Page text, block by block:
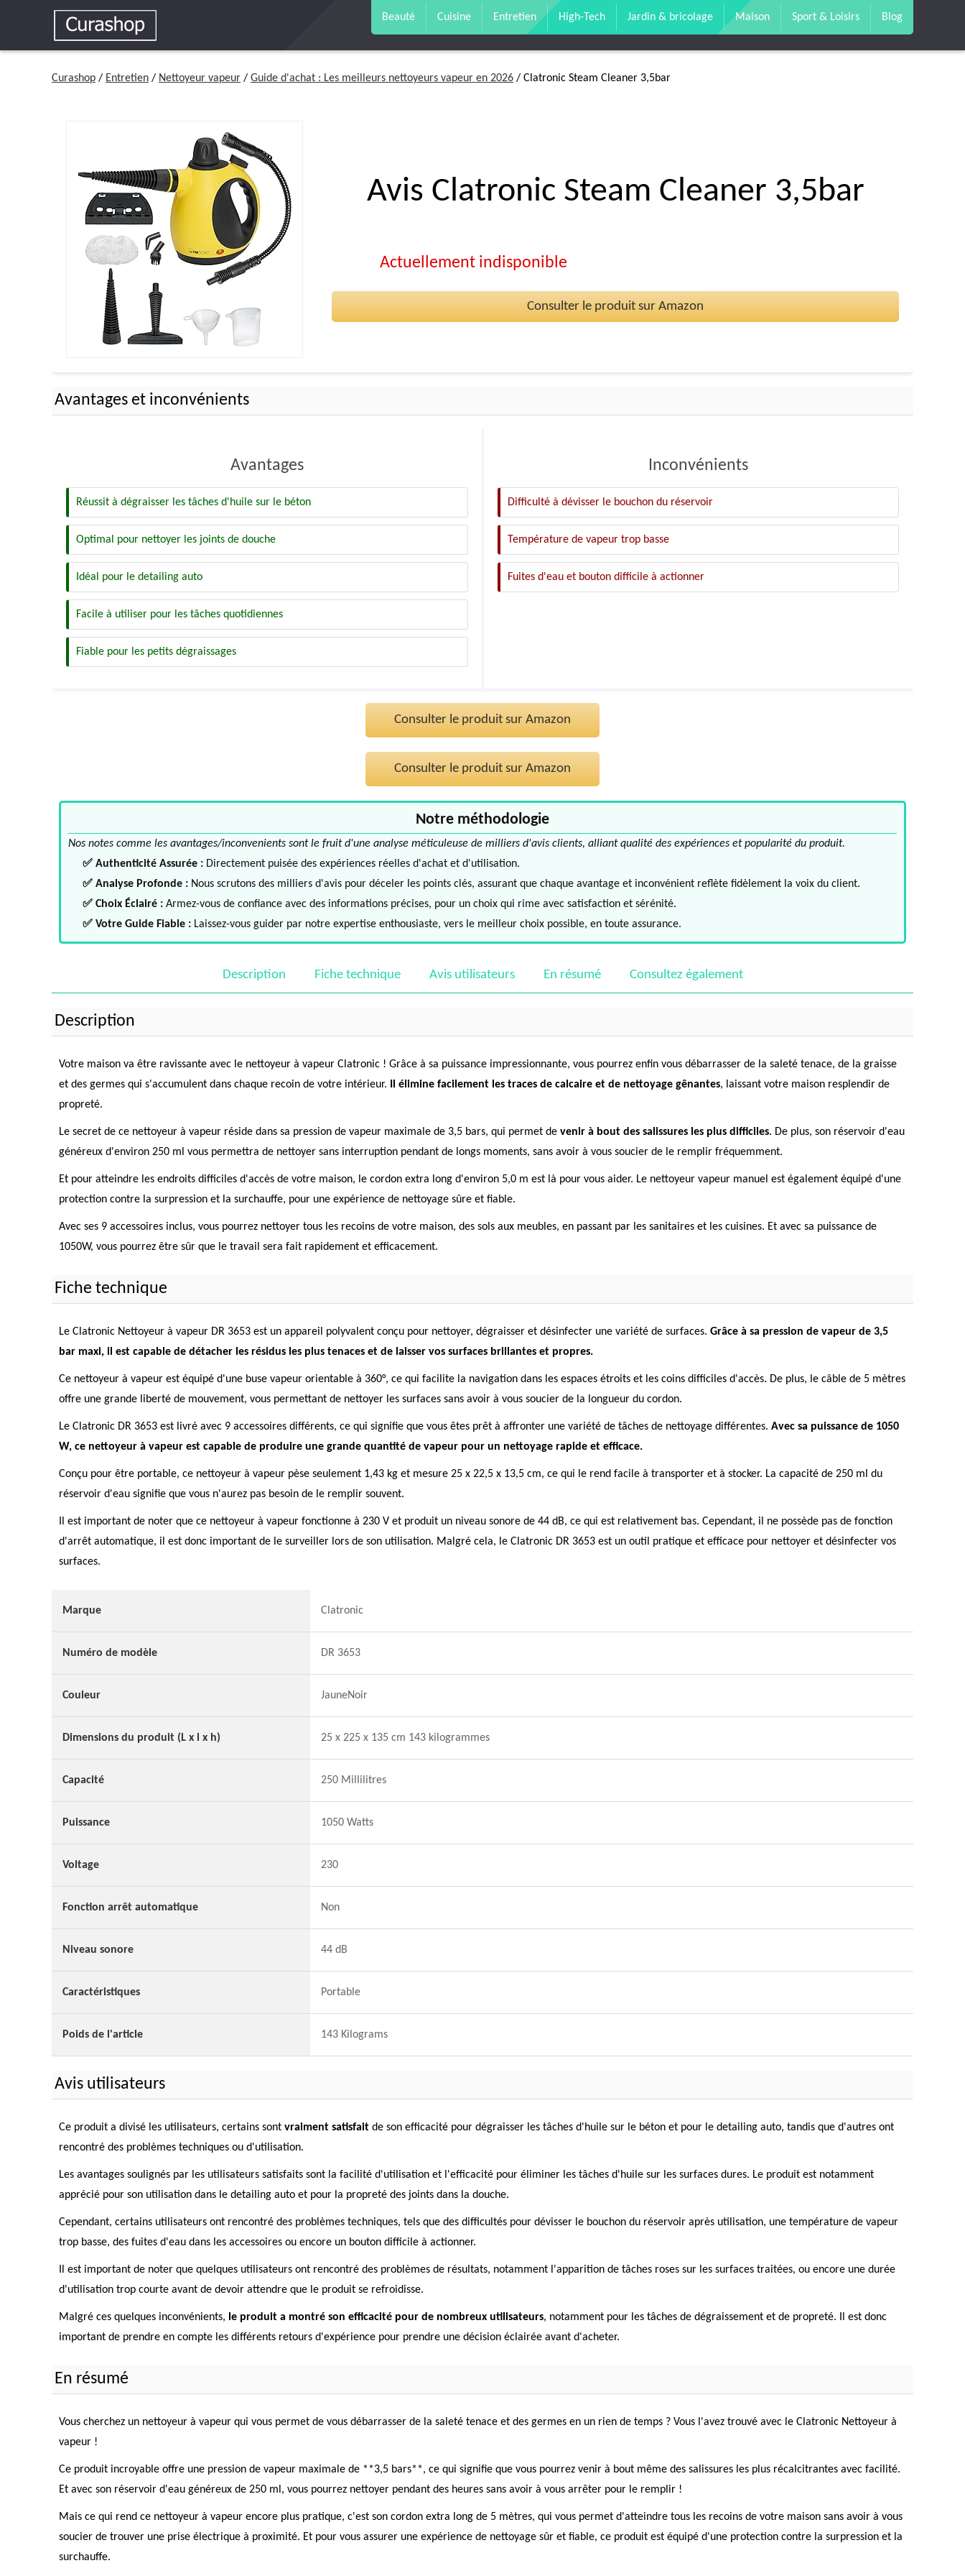
Beauté Cuisine Entretien High-Tech Jardin & bricolage Maison Sport & Loisirs Blog
Curashop / Entretien / Nettoyeur vapeur / Guide d'achat : Les meilleurs nettoyeurs vapeur en 2026 / Clatronic Steam Cleaner 3,5bar
Avis Clatronic Steam Cleaner 3,5bar
Actuellement indisponible
Consulter le produit sur Amazon
Avantages et inconvénients
Avantages
Réussit à dégraisser les tâches d'huile sur le béton
Optimal pour nettoyer les joints de douche
Idéal pour le detailing auto
Facile à utiliser pour les tâches quotidiennes
Fiable pour les petits dégraissages
Inconvénients
Difficulté à dévisser le bouchon du réservoir
Température de vapeur trop basse
Fuites d'eau et bouton difficile à actionner
Consulter le produit sur Amazon
Consulter le produit sur Amazon
Notre méthodologie
Nos notes comme les avantages/inconvenients sont le fruit d'une analyse méticuleuse de milliers d'avis clients, alliant qualité des expériences et popularité du produit.
✅ Authenticité Assurée : Directement puisée des expériences réelles d'achat et d'utilisation.
✅ Analyse Profonde : Nous scrutons des milliers d'avis pour déceler les points clés, assurant que chaque avantage et inconvénient reflète fidèlement la voix du client.
✅ Choix Éclairé : Armez-vous de confiance avec des informations précises, pour un choix qui rime avec satisfaction et sérénité.
✅ Votre Guide Fiable : Laissez-vous guider par notre expertise enthousiaste, vers le meilleur choix possible, en toute assurance.
Description Fiche technique Avis utilisateurs En résumé Consultez également
Description
Votre maison va être ravissante avec le nettoyeur à vapeur Clatronic ! Grâce à sa puissance impressionnante, vous pourrez enfin vous débarrasser de la saleté tenace, de la graisse
et des germes qui s'accumulent dans chaque recoin de votre intérieur.
Il élimine facilement les traces de calcaire et de nettoyage gênantes, laissant votre maison resplendir de
propreté.
Le secret de ce nettoyeur à vapeur réside dans sa pression de vapeur maximale de 3,5 bars, qui permet de venir à bout des salissures les plus difficiles. De plus, son réservoir d'eau
généreux d'environ 250 ml vous permettra de nettoyer sans interruption pendant de longs moments, sans avoir à vous soucier de le remplir fréquemment.
Et pour atteindre les endroits difficiles d'accès de votre maison, le cordon extra long d'environ 5,0 m est là pour vous aider. Le nettoyeur vapeur manuel est également équipé d'une
protection contre la surpression et la surchauffe, pour une expérience de nettoyage sûre et fiable.
Avec ses 9 accessoires inclus, vous pourrez nettoyer tous les recoins de votre maison, des sols aux meubles, en passant par les sanitaires et les cuisines. Et avec sa puissance de
1050W, vous pourrez être sûr que le travail sera fait rapidement et efficacement.
Fiche technique
Le Clatronic Nettoyeur à vapeur DR 3653 est un appareil polyvalent conçu pour nettoyer, dégraisser et désinfecter une variété de surfaces. Grâce à sa pression de vapeur de 3,5
bar maxi, il est capable de détacher les résidus les plus tenaces et de laisser vos surfaces brillantes et propres.
Ce nettoyeur à vapeur est équipé d'une buse vapeur orientable à 360°, ce qui facilite la navigation dans les espaces étroits et les coins difficiles d'accès. De plus, le câble de 5 mètres
offre une grande liberté de mouvement, vous permettant de nettoyer les surfaces sans avoir à vous soucier de la longueur du cordon.
Le Clatronic DR 3653 est livré avec 9 accessoires différents, ce qui signifie que vous êtes prêt à affronter une variété de tâches de nettoyage différentes. Avec sa puissance de 1050
W, ce nettoyeur à vapeur est capable de produire une grande quantité de vapeur pour un nettoyage rapide et efficace.
Conçu pour être portable, ce nettoyeur à vapeur pèse seulement 1,43 kg et mesure 25 x 22,5 x 13,5 cm, ce qui le rend facile à transporter et à stocker. La capacité de 250 ml du
réservoir d'eau signifie que vous n'aurez pas besoin de le remplir souvent.
Il est important de noter que ce nettoyeur à vapeur fonctionne à 230 V et produit un niveau sonore de 44 dB, ce qui est relativement bas. Cependant, il ne possède pas de fonction
d'arrêt automatique, il est donc important de le surveiller lors de son utilisation. Malgré cela, le Clatronic DR 3653 est un outil pratique et efficace pour nettoyer et désinfecter vos
surfaces.
Marque Clatronic
Numéro de modèle DR 3653
Couleur JauneNoir
Dimensions du produit (L x l x h) 25 x 225 x 135 cm 143 kilogrammes
Capacité 250 Millilitres
Puissance 1050 Watts
Voltage 230
Fonction arrêt automatique Non
Niveau sonore 44 dB
Caractéristiques Portable
Poids de l'article 143 Kilograms
Avis utilisateurs
Ce produit a divisé les utilisateurs, certains sont vraiment satisfait de son efficacité pour dégraisser les tâches d'huile sur le béton et pour le detailing auto, tandis que d'autres ont
rencontré des problèmes techniques ou d'utilisation.
Les avantages soulignés par les utilisateurs satisfaits sont la facilité d'utilisation et l'efficacité pour éliminer les tâches d'huile sur les surfaces dures. Le produit est notamment
apprécié pour son utilisation dans le detailing auto et pour la propreté des joints dans la douche.
Cependant, certains utilisateurs ont rencontré des problèmes techniques, tels que des difficultés pour dévisser le bouchon du réservoir après utilisation, une température de vapeur
trop basse, des fuites d'eau dans les accessoires ou encore un bouton difficile à actionner.
Il est important de noter que quelques utilisateurs ont rencontré des problèmes de résultats, notamment l'apparition de tâches roses sur les surfaces traitées, ou encore une durée
d'utilisation trop courte avant de devoir attendre que le produit se refroidisse.
Malgré ces quelques inconvénients, le produit a montré son efficacité pour de nombreux utilisateurs, notamment pour les tâches de dégraissement et de propreté. Il est donc
important de prendre en compte les différents retours d'expérience pour prendre une décision éclairée avant d'acheter.
En résumé
Vous cherchez un nettoyeur à vapeur qui vous permet de vous débarrasser de la saleté tenace et des germes en un rien de temps ? Vous l'avez trouvé avec le Clatronic Nettoyeur à
vapeur !
Ce produit incroyable offre une pression de vapeur maximale de **3,5 bars**, ce qui signifie que vous pourrez venir à bout même des salissures les plus récalcitrantes avec facilité.
Et avec son réservoir d'eau généreux de 250 ml, vous pourrez nettoyer pendant des heures sans avoir à vous arrêter pour le remplir !
Mais ce qui rend ce nettoyeur à vapeur encore plus pratique, c'est son cordon extra long de 5 mètres, qui vous permet d'atteindre tous les recoins de votre maison sans avoir à vous
soucier de trouver une prise électrique à proximité. Et pour vous assurer une expérience de nettoyage sûr et fiable, ce produit est équipé d'une protection contre la surpression et la
surchauffe.